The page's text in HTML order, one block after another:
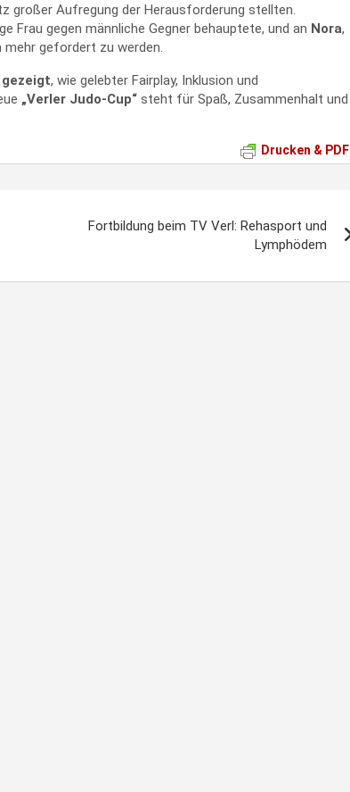
großer Aufregung der Herausforderung stellten.
Frau gegen männliche Gegner behauptete, und an Nora,
gefordert zu werden.
, wie gelebter Fairplay, Inklusion und
„Verler Judo-Cup“ steht für Spaß, Zusammenhalt und
Drucken & PDF
Fortbildung beim TV Verl: Rehasport und
Lymphödem